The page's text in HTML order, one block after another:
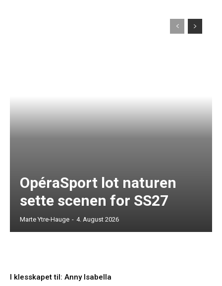
OpéraSport lot naturen
sette scenen for SS27
Marte Ytre-Hauge - 4. August 2026
I klesskapet til: Anny Isabella